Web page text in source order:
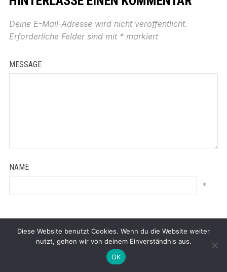
Deine E-Mail-Adresse wird nicht veröffentlicht.
Erforderliche Felder sind mit *markiert
MESSAGE
NAME
*
Diese Website benutzt Cookies. Wenn du die Website weiter
nutzt, gehen wir von deinem Einverständnis aus.
OK